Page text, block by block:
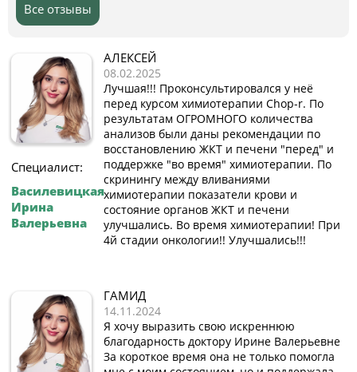
Все отзывы
Специалист:
Василевицкая
Ирина
Валерьевна
АЛЕКСЕЙ
08.02.2025
Лучшая!!! Проконсультировался у неё
перед курсом химиотерапии Chop-r. По
результатам ОГРОМНОГО количества
анализов были даны рекомендации по
восстановлению ЖКТ и печени "перед" и
поддержке "во время" химиотерапии. По
скринингу между вливаниями
химиотерапии показатели крови и
состояние органов ЖКТ и печени
улучшались. Во время химиотерапии! При
4й стадии онкологии!! Улучшались!!!
ГАМИД
14.11.2024
Я хочу выразить свою искреннюю
благодарность доктору Ирине Валерьевне
За короткое время она не только помогла